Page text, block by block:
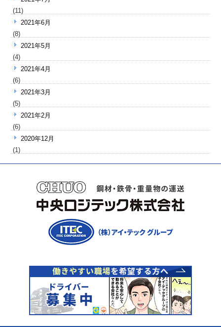
(11)
2021年6月
(8)
2021年5月
(4)
2021年4月
(6)
2021年3月
(5)
2021年2月
(6)
2020年12月
(1)